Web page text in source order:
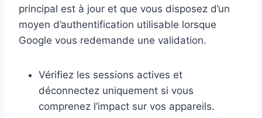
principal est à jour et que vous disposez d’un
moyen d’authentification utilisable lorsque
Google vous redemande une validation.
Vérifiez les sessions actives et
déconnectez uniquement si vous
comprenez l’impact sur vos appareils.